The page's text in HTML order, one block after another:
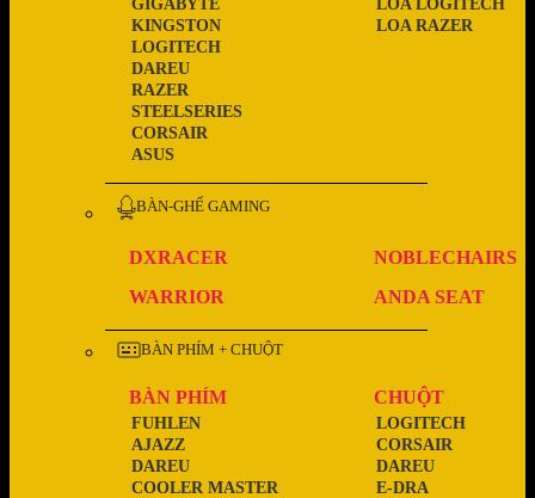
ASUS
CORSAIR
STEELSERIES
RAZER
DAREU
LOGITECH
KINGSTON
GIGABYTE
LOA RAZER
LOA LOGITECH
BÀN-GHẾ GAMING
DXRACER
NOBLECHAIRS
WARRIOR
ANDA SEAT
BÀN PHÍM + CHUỘT
BÀN PHÍM
COOLER MASTER
DAREU
AJAZZ
FUHLEN
CHUỘT
E-DRA
DAREU
CORSAIR
LOGITECH